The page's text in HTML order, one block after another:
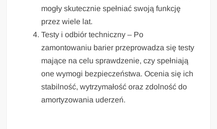
mogły skutecznie spełniać swoją funkcję
przez wiele lat.
Testy i odbiór techniczny – Po
zamontowaniu barier przeprowadza się testy
mające na celu sprawdzenie, czy spełniają
one wymogi bezpieczeństwa. Ocenia się ich
stabilność, wytrzymałość oraz zdolność do
amortyzowania uderzeń.